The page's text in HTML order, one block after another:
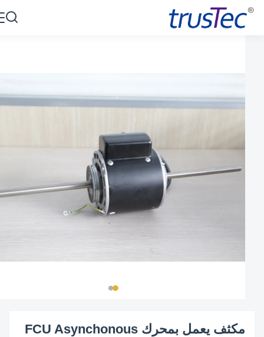
مكثف يعمل بمحرك FCU Asynchonous